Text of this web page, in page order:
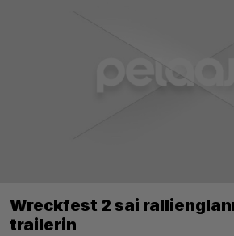
Wreckfest 2 sai
trailerin